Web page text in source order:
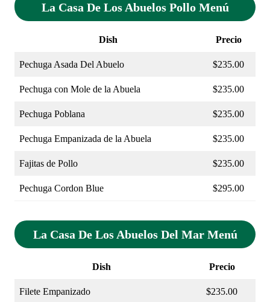
La Casa De Los Abuelos Pollo Menú
Dish Precio
Pechuga Asada Del Abuelo $235.00
Pechuga con Mole de la Abuela $235.00
Pechuga Poblana $235.00
Pechuga Empanizada de la Abuela $235.00
Fajitas de Pollo $235.00
Pechuga Cordon Blue $295.00
La Casa De Los Abuelos Del Mar Menú
Dish Precio
Filete Empanizado $235.00